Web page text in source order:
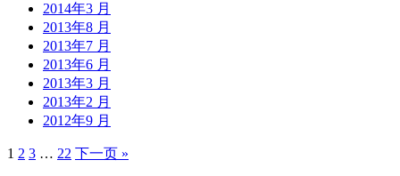
2014年3 月
2013年8 月
2013年7 月
2013年6 月
2013年3 月
2013年2 月
2012年9 月
1 2 3 … 22 下一页 »